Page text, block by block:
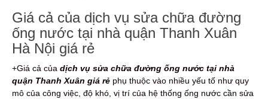
Giá cả của dịch vụ sửa chữa đường
ống nước tại nhà quận Thanh Xuân
Hà Nội giá rẻ
+Giá cả của dịch vụ sửa chữa đường ống nước tại nhà
quận Thanh Xuân giá rẻ phụ thuộc vào nhiều yếu tố như quy
mô của công việc, độ khó, vị trí của hệ thống ống nước cần sửa